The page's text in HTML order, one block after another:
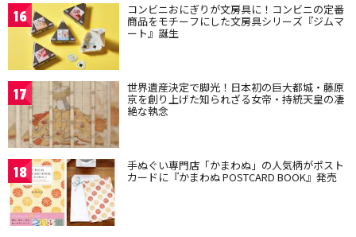
16 コンビニおにぎりが文房具に！コンビニの定番
商品をモチーフにした文房具シリーズ『ジムマ
ート』誕生
17 世界遺産決定で脚光！日本初の巨大都城・藤原
京を創り上げた知られざる女帝・持統天皇の凄
絶な執念
18 手ぬぐい専門店「かまわぬ」の人気柄がポスト
カードに『かまわぬ POSTCARD BOOK』発売